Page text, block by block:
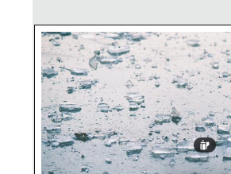
Zerstreute Eisscherben